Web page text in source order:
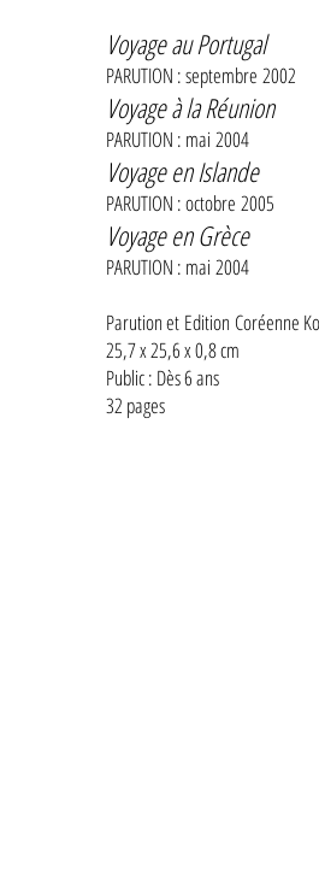
Voyage au Portugal
PARUTION : septembre 2002
Voyage à la Réunion
PARUTION : mai 2004
Voyage en Islande
PARUTION : octobre 2005
Voyage en Grèce
PARUTION : mai 2004
Parution et Edition Coréenne
25,7 x 25,6 x 0,8 cm
Public : Dès 6 ans
32 pages